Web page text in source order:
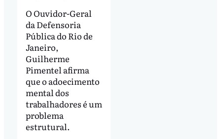
O Ouvidor-Geral
da Defensoria
Pública do Rio de
Janeiro,
Guilherme
Pimentel afirma
que o adoecimento
mental dos
trabalhadores é um
problema
estrutural.